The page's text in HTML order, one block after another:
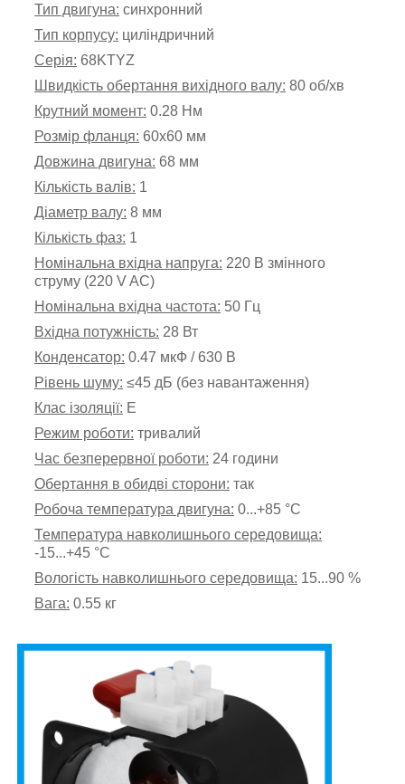
Тип двигуна: синхронний
Тип корпусу: циліндричний
Серія: 68KTYZ
Швидкість обертання вихідного валу: 80 об/хв
Крутний момент: 0.28 Нм
Розмір фланця: 60х60 мм
Довжина двигуна: 68 мм
Кількість валів: 1
Діаметр валу: 8 мм
Кількість фаз: 1
Номінальна вхідна напруга: 220 В змінного
струму (220 V AC)
Номінальна вхідна частота: 50 Гц
Вхідна потужність: 28 Вт
Конденсатор: 0.47 мкФ / 630 В
Рівень шуму: ≤45 дБ (без навантаження)
Клас ізоляції: Е
Режим роботи: тривалий
Час безперервної роботи: 24 години
Обертання в обидві сторони: так
Робоча температура двигуна: 0...+85 °C
Температура навколишнього середовища:
-15...+45 °C
Вологість навколишнього середовища: 15...90 %
Вага: 0.55 кг